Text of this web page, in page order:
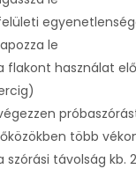
le
flakont használat
több
szórási távolság kb.